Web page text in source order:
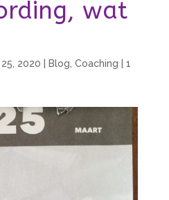
wat
2020 Blog Coaching
1